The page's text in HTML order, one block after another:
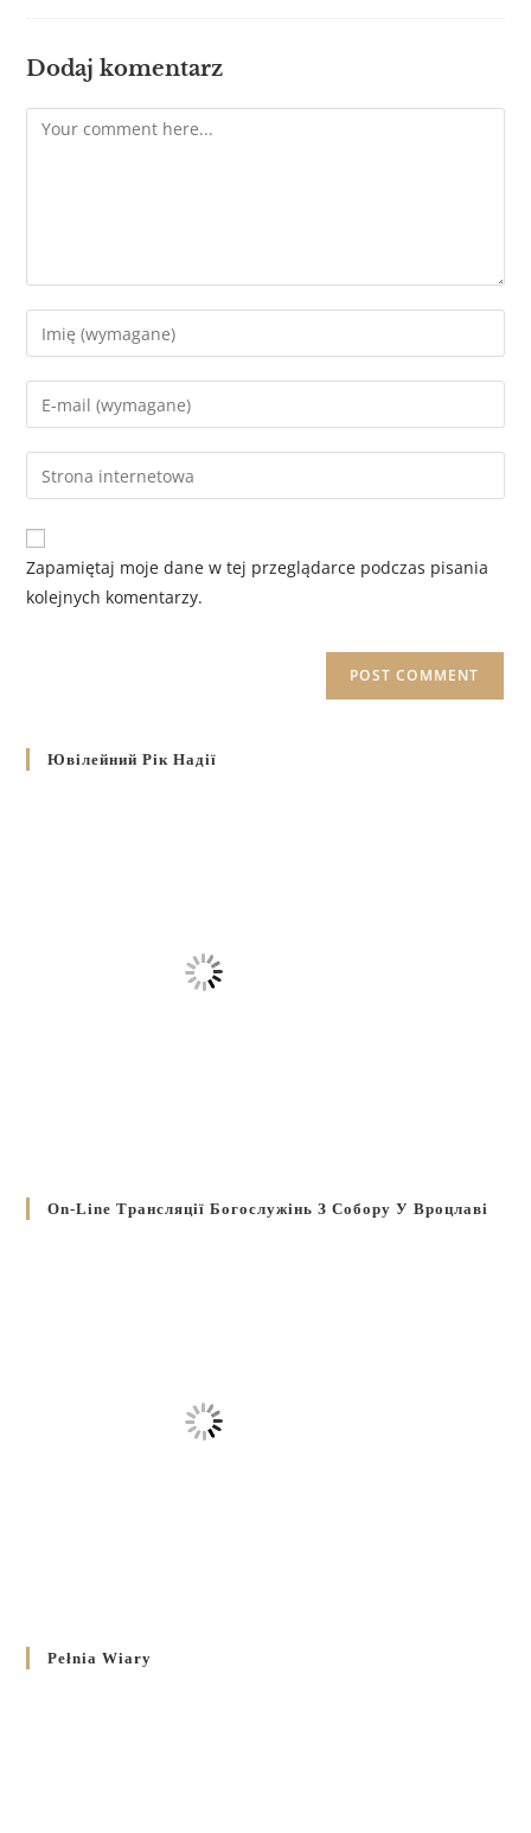
Dodaj komentarz
Zapamiętaj moje dane w tej przeglądarce podczas pisania
kolejnych komentarzy.
Ювілейний Рік Надії
On-Line Трансляції Богослужінь З Собору У Вроцлаві
Pełnia Wiary